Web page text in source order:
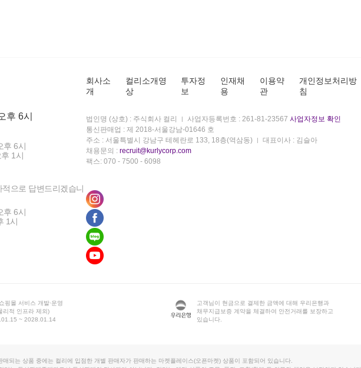
후 6시
후 6시
1시
으로 답변드리겠습니
후 6시
1시
회사소
개
컬리소개영
상
투자정
보
인재채
용
이용약
관
개인정보처리방
침
법인명 (상호) : 주식회사 컬리 사업자등록번호 : 261-81-23567 사업자정보 확인
통신판매업 : 제 2018-서울강남-01646 호
주소 : 서울특별시 강남구 테헤란로 133, 18층(역삼동)
대표이사 : 김슬아
채용문의 : recruit@kurlycorp.com
팩스: 070 - 7500 - 6098
핑몰 서비스 개발·운영
리적 인프라 제외)
~ 2028.01.14
고객님이 현금으로 결제한 금액에 대해 우리은행과
채무지급보증 계약을 체결하여 안전거래를 보장하고
있습니다.
매되는 상품 중에는 컬리에 입점한 개별 판매자가 판매하는 마켓플레이스(오픈마켓) 상품이 포함되어 있습니다.